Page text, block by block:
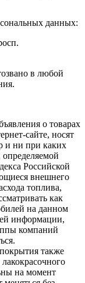
данных:
в любой
о товарах
сайте, носят
и ни при каких
Российской
внешнего
топлива,
как
на данном
информации,
компаний
также
на момент